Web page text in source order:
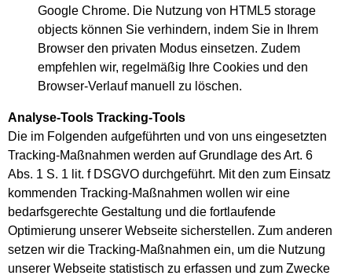
Google Chrome. Die Nutzung von HTML5 storage
objects können Sie verhindern, indem Sie in Ihrem
Browser den privaten Modus einsetzen. Zudem
empfehlen wir, regelmäßig Ihre Cookies und den
Browser-Verlauf manuell zu löschen.
Analyse-Tools Tracking-Tools
Die im Folgenden aufgeführten und von uns eingesetzten
Tracking-Maßnahmen werden auf Grundlage des Art. 6
Abs. 1 S. 1 lit. f DSGVO durchgeführt. Mit den zum Einsatz
kommenden Tracking-Maßnahmen wollen wir eine
bedarfsgerechte Gestaltung und die fortlaufende
Optimierung unserer Webseite sicherstellen. Zum anderen
setzen wir die Tracking-Maßnahmen ein, um die Nutzung
unserer Webseite statistisch zu erfassen und zum Zwecke